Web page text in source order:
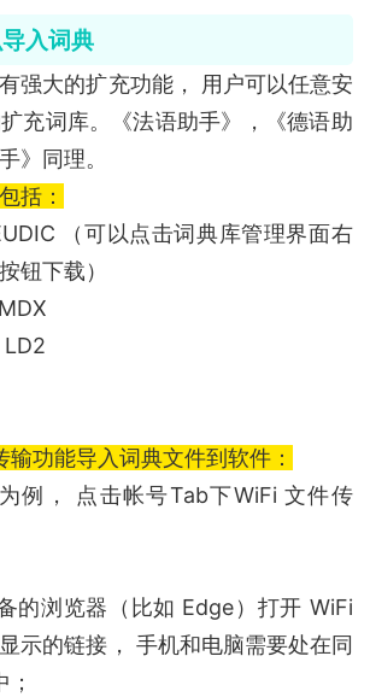
入词典
强大的扩充功能， 用户可以任意安
充词库。《法语助手》，《德语助
》同理。
括：
（可以点击词典库管理界面右
钮下载）
LD2
功能导入词典文件到软件：
例， 点击帐号Tab下WiFi 文件传
的浏览器（比如 Edge）打开 WiFi
示的链接， 手机和电脑需要处在同